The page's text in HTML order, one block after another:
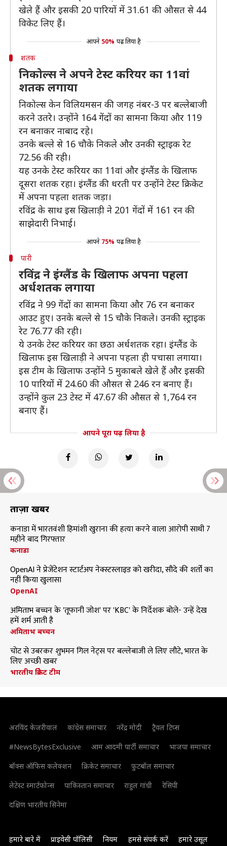
खेले हैं और इसकी 20 पारियों में 31.61 की औसत से 44
विकेट लिए हैं।
आपने 50% पढ़ लिया है
शतक
निकोल्स ने अपने टेस्ट करियर का 11वां
शतक लगाया
निकोल्स केन विलियमसन की जगह नंबर-3 पर बल्लेबाजी
करने उतरे। उन्होंने 164 गेंदों का सामना किया और 119
रन बनाकर नाबाद रहे।
उनके बल्ले से 16 चौके निकले और उनकी स्ट्राइक रेट
72.56 की रही।
यह उनके टेस्ट करियर का 11वां और इंग्लैंड के खिलाफ
दूसरा शतक रहा। इंग्लैंड की धरती पर उन्होंने टेस्ट क्रिकेट
में अपना पहला शतक जड़ा।
रविंद्र के साथ इस खिलाड़ी ने 201 गेंदों में 161 रन की
साझेदारी निभाई।
आपने 75% पढ़ लिया है
पारी
रविंद्र ने इंग्लैंड के खिलाफ अपना पहला
अर्धशतक लगाया
रविंद्र ने 99 गेंदों का सामना किया और 76 रन बनाकर
आउट हुए। उनके बल्ले से 15 चौके निकले। उनकी स्ट्राइक
रेट 76.77 की रही।
ये उनके टेस्ट करियर का छठा अर्धशतक रहा। इंग्लैंड के
खिलाफ इस खिलाड़ी ने अपना पहला ही पचासा लगाया।
इस टीम के खिलाफ उन्होंने 5 मुकाबले खेले हैं और इसकी
10 पारियों में 24.60 की औसत से 246 रन बनाए हैं।
उन्होंने कुल 23 टेस्ट में 47.67 की औसत से 1,764 रन
बनाए हैं।
आपने पूरा पढ़ लिया है
ताज़ा खबरें
कनाडा में भारतवंशी हिमांशी खुराना की हत्या करने वाला आरोपी साथी 7
महीने बाद गिरफ्तार
कनाडा
OpenAI ने प्रेजेंटेशन स्टार्टअप नेक्स्टस्लाइड को खरीदा, सौदे की शर्तों का
नहीं किया खुलासा
OpenAI
अमिताभ बच्चन के 'तूफानी जोश' पर 'KBC' के निर्देशक बोले- उन्हें देख
हमें शर्म आती है
अमिताभ बच्चन
चोट से उबरकर शुभमन गिल नेट्स पर बल्लेबाजी ले लिए लौटे, भारत के
लिए अच्छी खबर
भारतीय क्रिकेट टीम
अरविंद केजरीवाल कांग्रेस समाचार नरेंद्र मोदी
ट्रैवल टिप्स
#NewsBytesExclusive
आम आदमी पार्टी समाचार
भाजपा समाचार
बॉक्स ऑफिस कलेक्शन
क्रिकेट समाचार
फुटबॉल समाचार
लेटेस्ट स्मार्टफोन्स
पाकिस्तान समाचार राहुल गांधी
रेसिपी
दक्षिण भारतीय सिनेमा
हमारे बारे में प्राइवेसी पॉलिसी नियम हमसे संपर्क करें हमारे उसूल